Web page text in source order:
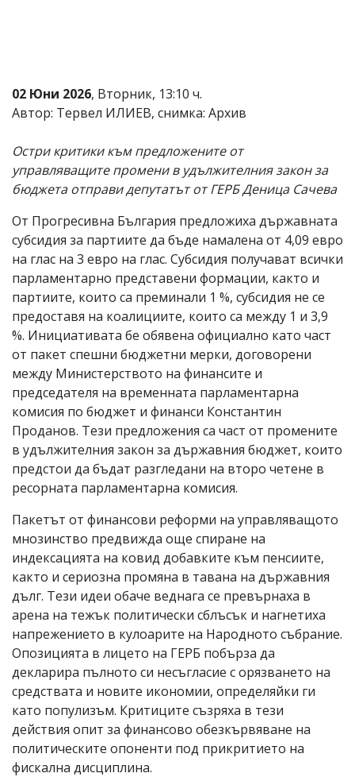
от
читателите
и
не
носи
отговорност
за
Ако
откриете
обиден
за
вас
коментар,
моля
сигнализирайте
ни!
02 Юни 2026, Вторник, 13:10 ч.
Автор: Тервел ИЛИЕВ, снимка: Архив
Остри критики към предложените от
управляващите промени в удължителния закон за
бюджета отправи депутатът от ГЕРБ Деница Сачева
От Прогресивна България предложиха държавната
субсидия за партиите да бъде намалена от 4,09 евро
на глас на 3 евро на глас. Субсидия получават всички
парламентарно представени формации, както и
партиите, които са преминали 1 %, субсидия не се
предоставя на коалициите, които са между 1 и 3,9
%. Инициативата бе обявена официално като част
от пакет спешни бюджетни мерки, договорени
между Министерството на финансите и
председателя на временната парламентарна
комисия по бюджет и финанси Константин
Проданов. Тези предложения са част от промените
в удължителния закон за държавния бюджет, които
предстои да бъдат разгледани на второ четене в
ресорната парламентарна комисия.
Пакетът от финансови реформи на управляващото
мнозинство предвижда още спиране на
индексацията на ковид добавките към пенсиите,
както и сериозна промяна в тавана на държавния
дълг. Тези идеи обаче веднага се превърнаха в
арена на тежък политически сблъсък и нагнетиха
напрежението в кулоарите на Народното събрание.
Опозицията в лицето на ГЕРБ побърза да
декларира пълното си несъгласие с орязването на
средствата и новите икономии, определяйки ги
като популизъм. Критиците съзряха в тези
действия опит за финансово обезкървяване на
политическите опоненти под прикритието на
фискална дисциплина.